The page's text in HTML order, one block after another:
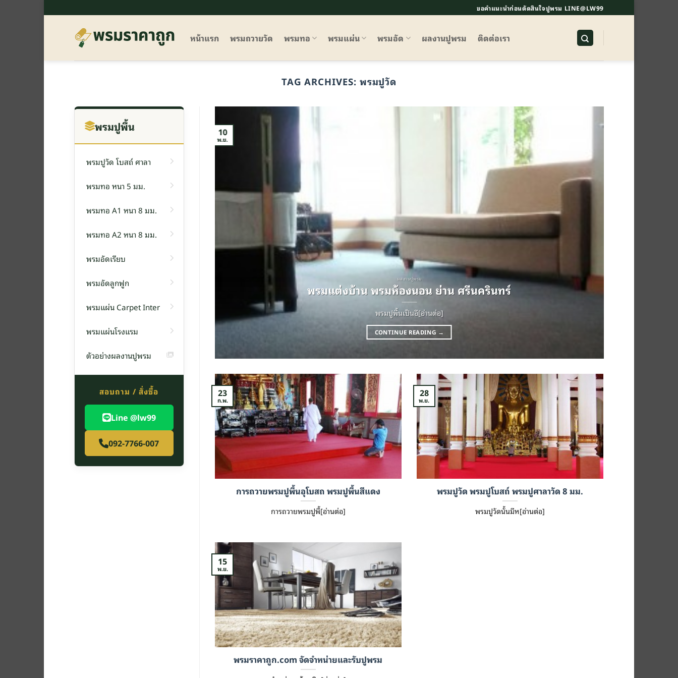
ไป
ขอคำแนะนำก่อนตัดสินใจปูพรม LINE@LW99
หน้าแรก พรมถวายวัด พรมทอ พรมแผ่น พรมอัด ผลงานปูพรม ติดต่อเรา
TAG ARCHIVES: พรมปูวัด
พรมปูพื้น
พรมปูวัด โบสถ์ ศาลา
พรมทอ หนา 5 มม.
พรมทอ A1 หนา 8 มม.
พรมทอ A2 หนา 8 มม.
พรมอัดเรียบ
พรมอัดลูกฟูก
พรมแผ่น Carpet Inter
พรมแผ่นโรงแรม
ตัวอย่างผลงานปูพรม
สอบถาม / สั่งซื้อ
Line @lw99
092-7766-007
ผลงานปูพรม
พรมแต่งบ้าน พรมห้องนอน ย่าน ศรีนครินทร์
พรมปูพื้นเป็นอี[อ่านต่อ]
CONTINUE READING →
10
พ.ย.
หนา 6 มิลลิเมตร
การถวายพรมปูพื้นอุโบสถ พรมปูพื้นสีแดง
การถวายพรมปูพื้[อ่านต่อ]
23
ก.พ.
พรมปูวัด พรมปูโบสถ์ พรมปูศาลาวัด 8 มม.
พรมปูวัดนั้นมีห[อ่านต่อ]
28
พ.ย.
พรมราคาถูก.com จัดจำหน่ายและรับปูพรม
15
พ.ย.